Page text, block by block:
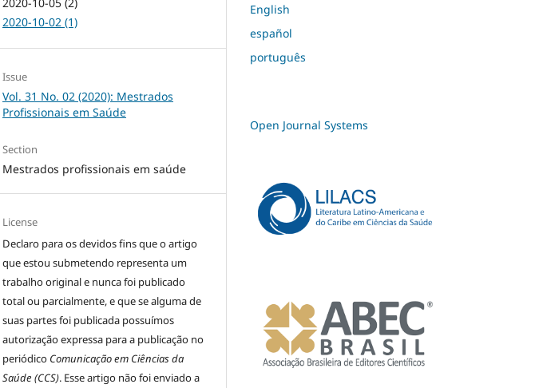
2020-10-05 (2)
2020-10-02 (1)
Issue
Vol. 31 No. 02 (2020): Mestrados
Profissionais em Saúde
Section
Mestrados profissionais em saúde
License
Declaro para os devidos fins que o artigo
que estou submetendo representa um
trabalho original e nunca foi publicado
total ou parcialmente, e que se alguma de
suas partes foi publicada possuímos
autorização expressa para a publicação no
periódico Comunicação em Ciências da
Saúde (CCS). Esse artigo não foi enviado a
English
español
português
Open Journal Systems